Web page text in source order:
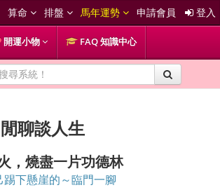
算命 排盤 馬年運勢 申請會員 登入
開運小物 FAQ 知識中心
閒聊談人生
，燒盡一片功德林
下懸崖的～臨門一腳